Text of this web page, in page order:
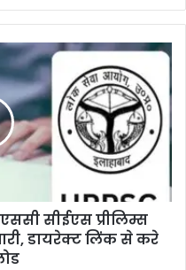
सीईएस प्रीलिम्स
डायरेक्ट लिंक से करे